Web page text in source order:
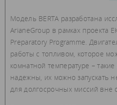
Модель BERTA разработана
ArianeGroup в рамках проекта
Preparatory Programme.
работы с топливом, которое
комнатной температуре –
надежны, их можно запускать
для долгосрочных миссий вне